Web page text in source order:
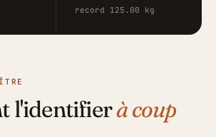
record 125.00 kg
l'identifierà coup